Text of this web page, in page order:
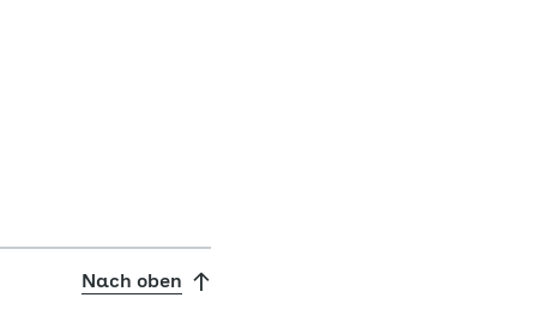
Nach oben